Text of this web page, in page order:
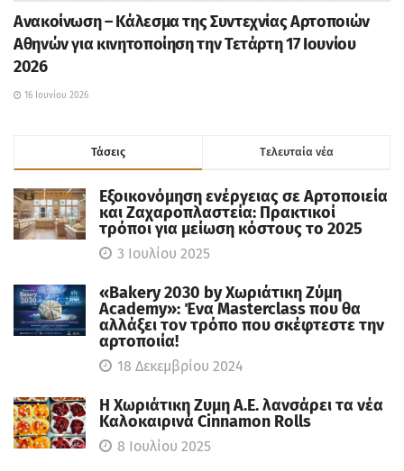
Ανακοίνωση – Κάλεσμα της Συντεχνίας Αρτοποιών
Αθηνών για κινητοποίηση την Τετάρτη 17 Ιουνίου
2026
16 Ιουνίου 2026
Τάσεις Tελευταία νέα
Εξοικονόμηση ενέργειας σε Αρτοποιεία
και Ζαχαροπλαστεία: Πρακτικοί
τρόποι για μείωση κόστους το 2025
3 Ιουλίου 2025
«Bakery 2030 by Χωριάτικη Ζύμη
Academy»: Ένα Masterclass που θα
αλλάξει τον τρόπο που σκέφτεστε την
αρτοποιία!
18 Δεκεμβρίου 2024
Η Χωριάτικη Ζυμη Α.Ε. λανσάρει τα νέα
Καλοκαιρινά Cinnamon Rolls
8 Ιουλίου 2025